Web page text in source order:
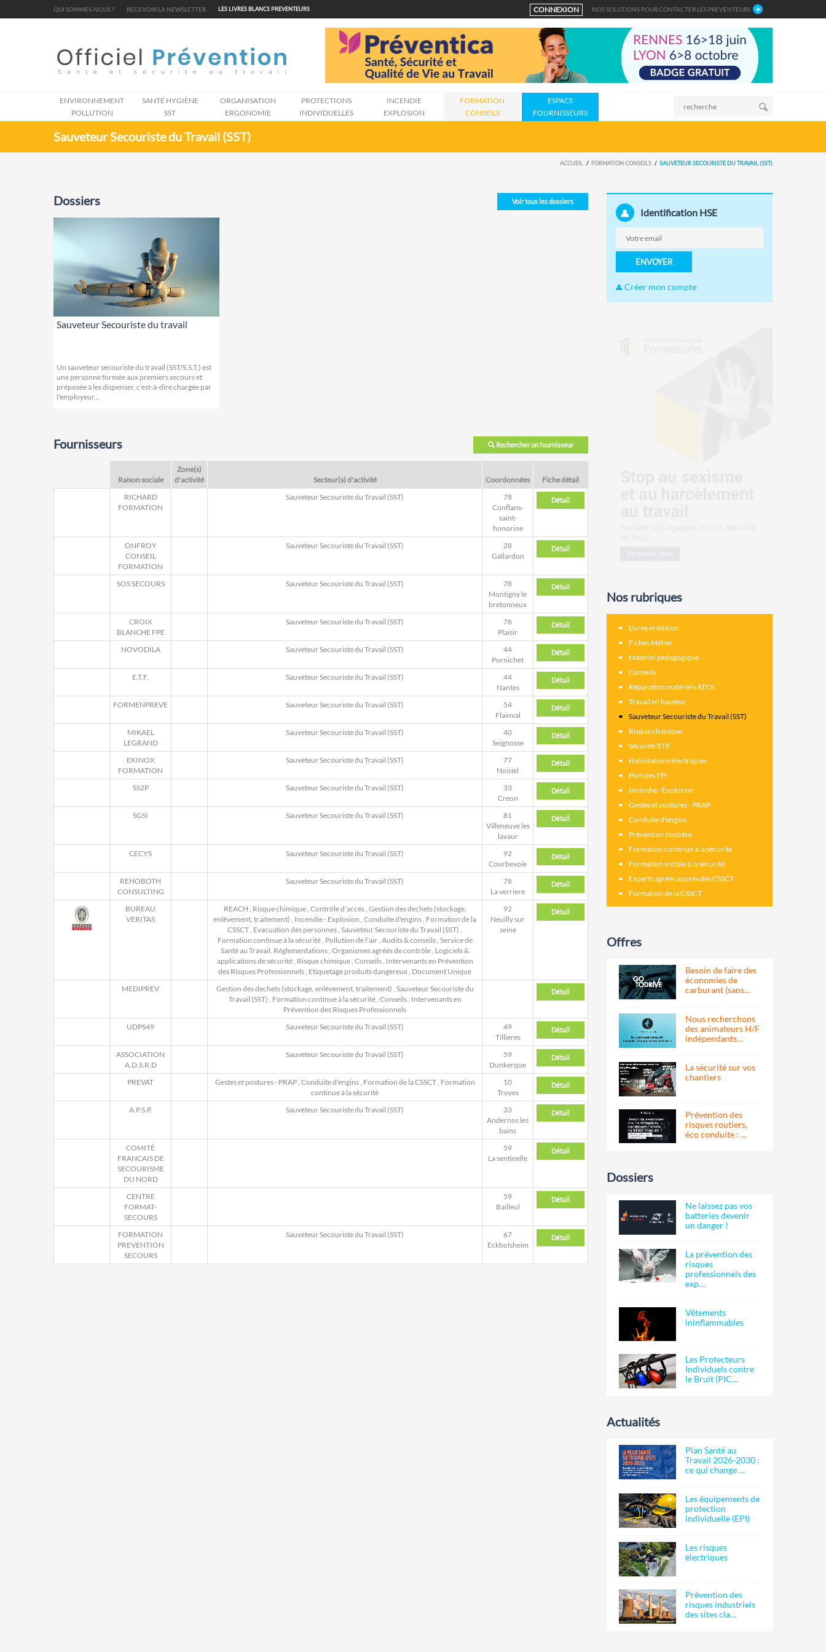
QUI SOMMES-NOUS ? RECEVOIR LA NEWSLETTER LES LIVRES BLANCS PREVENTEURS CONNEXION NOS SOLUTIONS POUR CONTACTER LES PREVENTEURS
ENVIRONNEMENT
POLLUTION
SANTÉ HYGIÈNE
SST
ORGANISATION
ERGONOMIE
PROTECTIONS
INDIVIDUELLES
INCENDIE
EXPLOSION
FORMATION
CONSEILS
ESPACE
FOURNISSEURS
Sauveteur Secouriste du Travail (SST)
ACCUEIL FORMATION CONSEILS SAUVETEUR SECOURISTE DU TRAVAIL (SST)
Voir tous les dossiers
Dossiers
Sauveteur Secouriste du travail
Un sauveteur secouriste du travail (SST/S.S.T.) est
une personne formée aux premiers secours et
préposée à les dispenser, c'est-à-dire chargée par
l'employeur...
Rechercher un fournisseur
Fournisseurs
Raison sociale
Zone(s)
d'activité
Secteur(s) d'activité Coordonnées
Fiche détail
RICHARD
FORMATION
Sauveteur Secouriste du Travail (SST)
78
Conflans-
saint-
honorine
Détail
ONFROY
CONSEIL
FORMATION
Sauveteur Secouriste du Travail (SST)
28
Gallardon
Détail
SOS SECOURS Sauveteur Secouriste du Travail (SST)
78
Montigny le
bretonneux
Détail
CROIX
BLANCHE FPE
Sauveteur Secouriste du Travail (SST)
78
Plaisir
Détail
NOVODILA Sauveteur Secouriste du Travail (SST)
44
Pornichet
Détail
E.T.F. Sauveteur Secouriste du Travail (SST)
44
Nantes
Détail
FORMENPREVE Sauveteur Secouriste du Travail (SST)
54
Flainval
Détail
MIKAEL
LEGRAND
Sauveteur Secouriste du Travail (SST)
40
Seignosse
Détail
EKINOX
FORMATION
Sauveteur Secouriste du Travail (SST)
77
Noisiel
Détail
SS2P Sauveteur Secouriste du Travail (SST)
33
Creon
Détail
SGSI Sauveteur Secouriste du Travail (SST)
81
Villeneuve les
lavaur
Détail
CECYS Sauveteur Secouriste du Travail (SST)
92
Courbevoie
Détail
REHOBOTH
CONSULTING
Sauveteur Secouriste du Travail (SST)
78
La verriere
Détail
BUREAU
VERITAS
REACH , Risque chimique, Contrôle d'accés, Gestion des dechets (stockage,
enlèvement, traitement) , Incendie - Explosion , Conduite d'engins, Formation de la
CSSCT, Evacuation des personnes, Sauveteur Secouriste du Travail (SST) ,
Formation continue à la sécurité, Pollution de l'air, Audits & conseils, Service de
Santé au Travail, Réglementations, Organismes agréés de contrôle, Logiciels &
applications de sécurité, Risque chimique, Conseils, Intervenants en Prévention
des Risques Professionnels, Etiquetage produits dangereux, Document Unique
92
Neuilly sur
seine
Détail
MEDIPREV Gestion des dechets (stockage, enlèvement, traitement) , Sauveteur Secouriste du
Travail (SST) , Formation continue à la sécurité, Conseils, Intervenants en
Prévention des Risques Professionnels
Détail
UDPS49 Sauveteur Secouriste du Travail (SST)
49
Tillieres
Détail
ASSOCIATION
A.D.S.R.D
Sauveteur Secouriste du Travail (SST)
59
Dunkerque
Détail
PREVAT Gestes et postures - PRAP, Conduite d'engins, Formation de la CSSCT, Formation
continue à la sécurité
10
Troyes
Détail
A.P.S.P. Sauveteur Secouriste du Travail (SST)
33
Andernos les
bains
Détail
COMITÉ
FRANCAIS DE
SECOURISME
DU NORD
59
La sentinelle
Détail
CENTRE
FORMAT-
SECOURS
59
Bailleul
Détail
FORMATION
PREVENTION
SECOURS
Sauveteur Secouriste du Travail (SST)
67
Eckbolsheim
Détail
Identification HSE
ENVOYER
Créer mon compte
Nos rubriques
Livres et édition
Fiches Métier
Materiel pédagogique
Conseils
Réparation matériels ATEX
Travail en hauteur
Sauveteur Secouriste du Travail (SST)
Risque chimique
Sécurité BTP
Habilitations électriques
Port des EPI
Incendie - Explosion
Gestes et postures - PRAP
Conduite d'engins
Prévention routière
Formation continue à la sécurité
Formation initiale à la sécurité
Experts agréés auprés des CSSCT
Formation de la CSSCT
Offres
Besoin de faire des
économies de
carburant (sans…
Nous recherchons
des animateurs H/F
indépendants…
La sécurité sur vos
chantiers
Prévention des
risques routiers,
éco conduite : …
Dossiers
Ne laissez pas vos
batteries devenir
un danger !
La prévention des
risques
professionnels des
exp…
Vêtements
ininflammables
Les Protecteurs
Individuels contre
le Bruit (PIC…
Actualités
Plan Santé au
Travail 2026-2030 :
ce qui change …
Les équipements de
protection
individuelle (EPI)
Les risques
électriques
Prévention des
risques industriels
des sites cla…
Cookies management panel